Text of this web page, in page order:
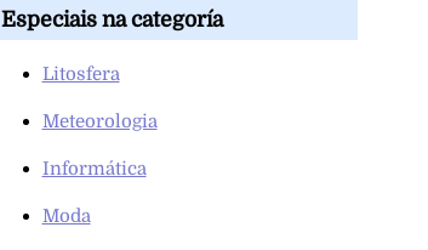
Especiais na categoría
Litosfera
Meteorologia
Informática
Moda